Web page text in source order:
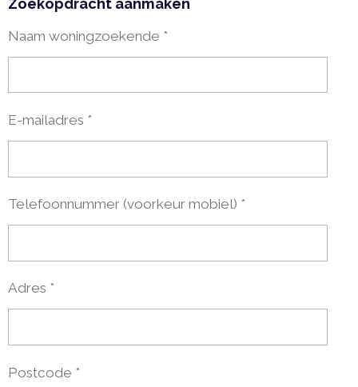
E
B
K
S
A
Naam woningzoekende *
E-mailadres *
Telefoonnummer (voorkeur mobiel) *
Adres *
Postcode *